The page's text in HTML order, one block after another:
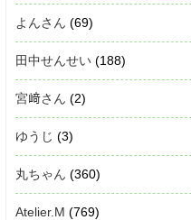
よんさん (69)
田中せんせい (188)
宮﨑さん (2)
ゆうじ (3)
丸ちゃん (360)
Atelier.M (769)